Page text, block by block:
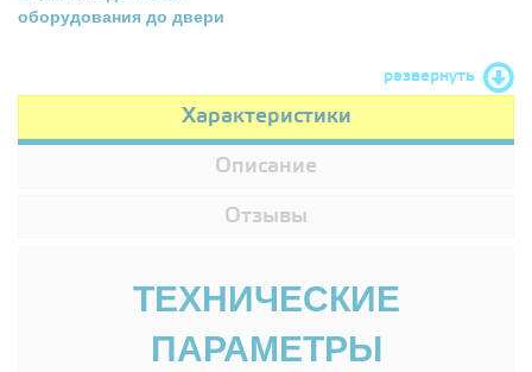
оборудования до двери
развернуть
Характеристики
Описание
Отзывы
ТЕХНИЧЕСКИЕ
ПАРАМЕТРЫ